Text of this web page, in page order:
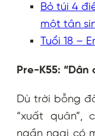
Bỏ túi 4
một tân
Tuổi 18 –
Pre-K55:
Dù trời bỗng
“xuất quân”,
ngần ngại có